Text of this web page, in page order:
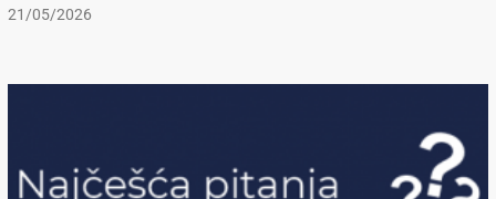
21/05/2026